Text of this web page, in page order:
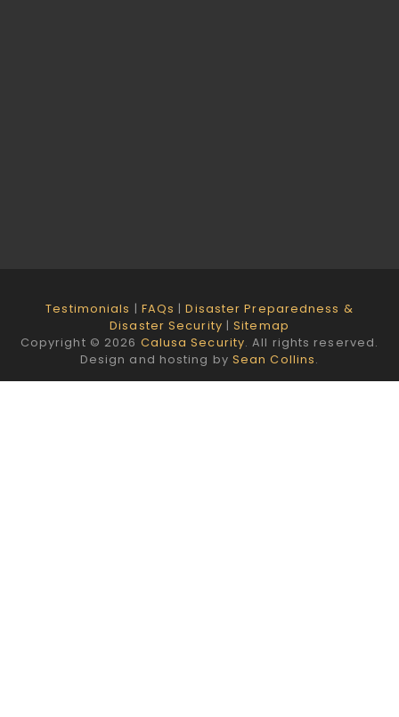
Testimonials | FAQs |Disaster Preparedness &
Disaster Security |Sitemap
Copyright © 2026 Calusa Security. All rights reserved.
Design and hosting by Sean Collins.